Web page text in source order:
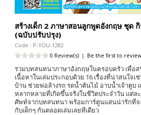
สร้างเด็ก 2 ภาษาสอนลูกพูดอังกฤษ ชุด
(ฉบับปรับปรุง)
Code : P-YOU-1282
0 Review(s) | Be the first to
รวมบทสนทนาภาษาอังกฤษในครอบครัว เพื่อส
เนื้อหาในเล่มประกอบด้วย 16 เรื่องที่น่าสนใจ
บ้าน ช่วยพ่อล้างรถ รดน้ำต้นไม้ อาบน้ำเจ้าตูบ
หลากหลายที่เกิดขึ้นจริงในชีวิตประจำวัน แต่ล
ศัพท์จากบทสนทนา พร้อมการ์ตูนแสนน่ารักที่จ
กับเด็กๆ กันตลอดเล่มเลยทีเดียว